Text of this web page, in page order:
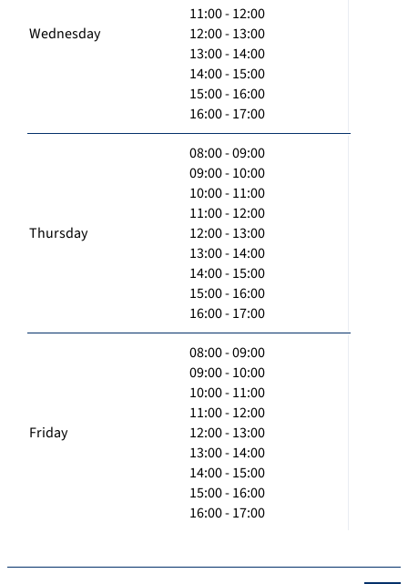
Wednesday
11:00 - 12:00
12:00 - 13:00
13:00 - 14:00
14:00 - 15:00
15:00 - 16:00
16:00 - 17:00
Thursday
08:00 - 09:00
09:00 - 10:00
10:00 - 11:00
11:00 - 12:00
12:00 - 13:00
13:00 - 14:00
14:00 - 15:00
15:00 - 16:00
16:00 - 17:00
Friday
08:00 - 09:00
09:00 - 10:00
10:00 - 11:00
11:00 - 12:00
12:00 - 13:00
13:00 - 14:00
14:00 - 15:00
15:00 - 16:00
16:00 - 17:00